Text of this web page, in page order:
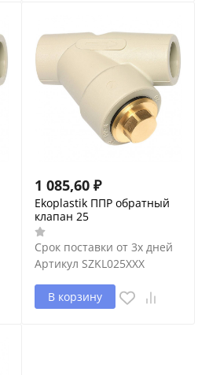
1 085,60 ₽
Ekoplastik ППР обратный
клапан 25
Срок поставки от 3х дней
Артикул SZKL025XXX
В корзину